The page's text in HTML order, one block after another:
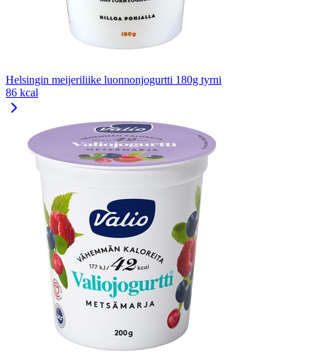
Helsingin meijeriliike luonnonjogurtti 180g tyrni
86 kcal